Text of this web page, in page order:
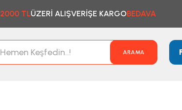
2000 TLÜZERİ ALIŞVERİŞE KARGOBEDAVA
ARAMA